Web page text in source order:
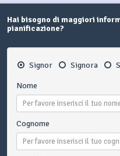
Hai bisogno di maggiori
pianificazione?
Signor Signora
Nome
Cognome